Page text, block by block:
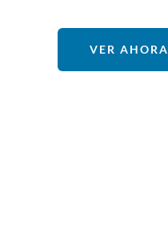
VER AHORA